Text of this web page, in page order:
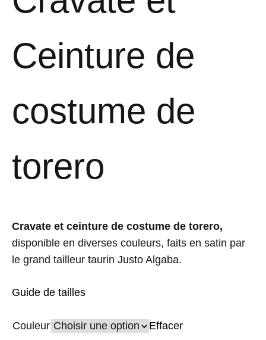
Ceinture de
costume de
torero
Cravate et ceinture de costume de torero,
disponible en diverses couleurs, faits en satin par
le grand tailleur taurin Justo Algaba.
Guide de tailles
Couleur Effacer